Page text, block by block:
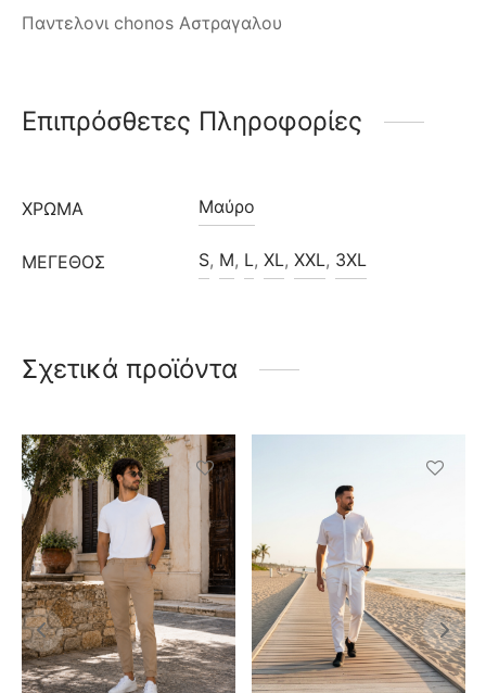
Παντελονι chonos Αστραγαλου
Επιπρόσθετες Πληροφορίες
ΧΡΩΜΑ Μαύρο
ΜΈΓΕΘΟΣ S, M, L, XL, XXL, 3XL
Σχετικά προϊόντα